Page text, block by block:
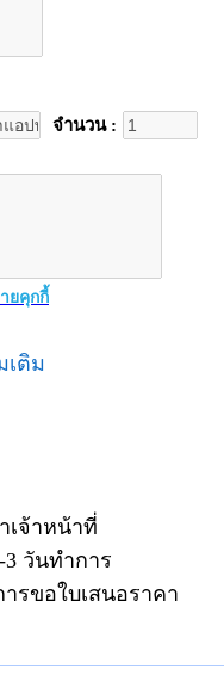
จำนวน :
ยคุกกี้
เติม
เจ้าหน้าที่
3 วันทำการ
รขอใบเสนอราคา